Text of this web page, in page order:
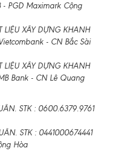
- PGD Maximark Cộng
LIỆU XÂY DỰNG KHANH
- CN Bắc Sài
LIỆU XÂY DỰNG KHANH
Bank - CN Lê Quang
STK : 0600.6379.9761
STK : 0441000674441
Hòa